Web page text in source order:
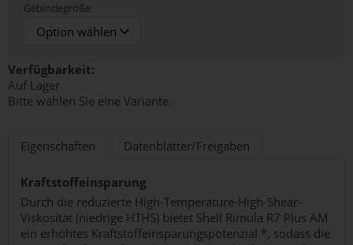
Gebindegröße
Verfügbarkeit:
Auf Lager
Bitte wählen Sie eine Variante.
Eigenschaften Datenblätter/Freigaben
Kraftstoffeinsparung
Durch die reduzierte High-Temperature-High-Shear-
Viskosität (niedrige HTHS) bietet Shell Rimula R7 Plus AM
ein erhöhtes Kraftstoffeinsparungspotenzial *, sodass die